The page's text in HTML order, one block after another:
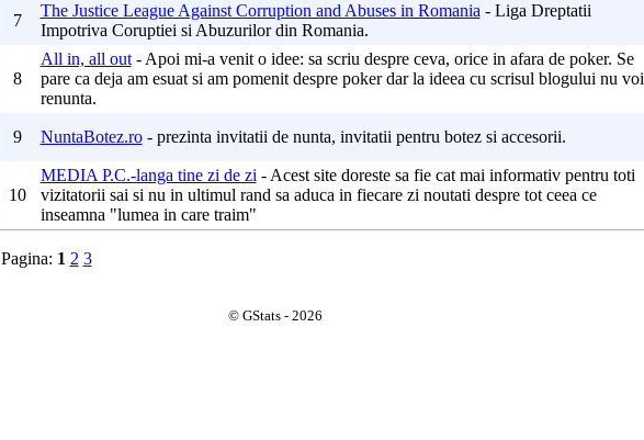
7
The Justice League Against Corruption and Abuses in Romania - Liga Dreptatii
Impotriva Coruptiei si Abuzurilor din Romania.
8
All in, all out- Apoi mi-a venit o idee: sa scriu despre ceva, orice in afara de poker. Se
pare ca deja am esuat si am pomenit despre poker dar la ideea cu scrisul blogului nu voi
renunta.
9 NuntaBotez.ro- prezinta invitatii de nunta, invitatii pentru botez si accesorii.
10
MEDIA P.C.-langa tine zi de zi - Acest site doreste sa fie cat mai informativ pentru toti
vizitatorii sai si nu in ultimul rand sa aduca in fiecare zi noutati despre tot ceea ce
inseamna "lumea in care traim"
Pagina: 1 2 3
© GStats - 2026